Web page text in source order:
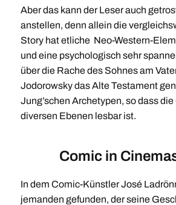
Aber das kann der Leser auch
anstellen, denn allein die
Story hat etliche Neo-Western-
und eine psychologisch sehr
über die Rache des Sohnes am
Jodorowsky das Alte Testament
Jung’schen Archetypen, so dass
diversen Ebenen lesbar ist.
Comic in
In dem Comic-Künstler José
jemanden gefunden, der seine